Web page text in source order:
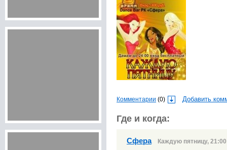
Комментарии (0) Добавить
Где и когда:
Сфера Каждую пятницу, 21:00